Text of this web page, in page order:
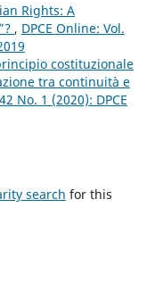
Rights: A
, DPCE Online: Vol.
costituzionale
tra continuità e
No. 1 (2020): DPCE
search for this